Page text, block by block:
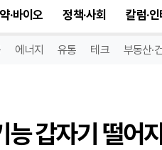
·바이오 정책·사회 칼럼·
에너지 유통 테크 부동산·
능 갑자기 떨어